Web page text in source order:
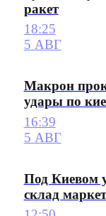
ракет
18:25
5 АВГ
Макрон
удары по
16:39
5 АВГ
Под Киевом
склад